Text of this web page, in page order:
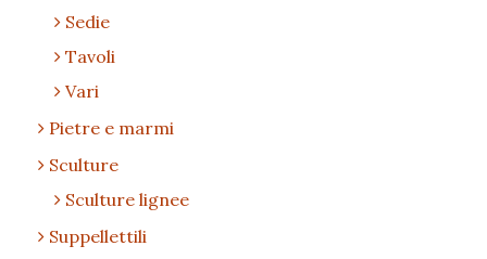
Sedie
Tavoli
Vari
Pietre e marmi
Sculture
Sculture lignee
Suppellettili